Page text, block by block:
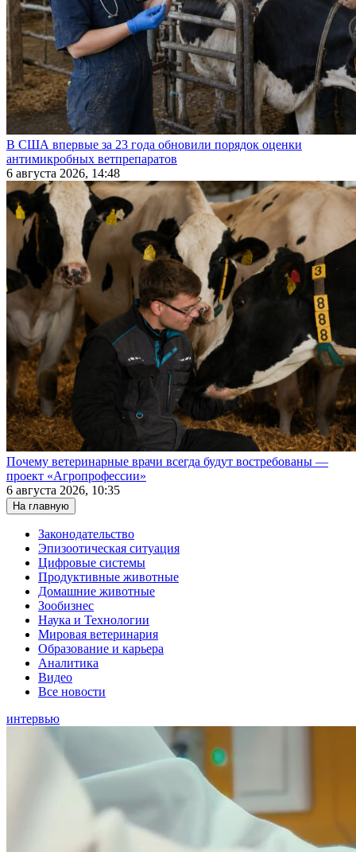
В США впервые за 23 года обновили порядок оценки
антимикробных ветпрепаратов
6 августа 2026, 14:48
Почему ветеринарные врачи всегда будут востребованы —
проект «Агропрофессии»
6 августа 2026, 10:35
На главную
Законодательство
Эпизоотическая ситуация
Цифровые системы
Продуктивные животные
Домашние животные
Зообизнес
Наука и Технологии
Мировая ветеринария
Образование и карьера
Аналитика
Видео
Все новости
интервью